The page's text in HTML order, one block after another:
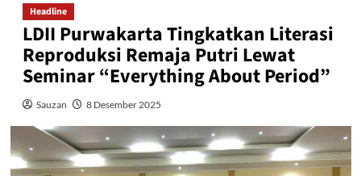
Headline
LDII Purwakarta Tingkatkan Literasi
Reproduksi Remaja Putri Lewat
Seminar “Everything About Period”
Sauzan 8 Desember 2025